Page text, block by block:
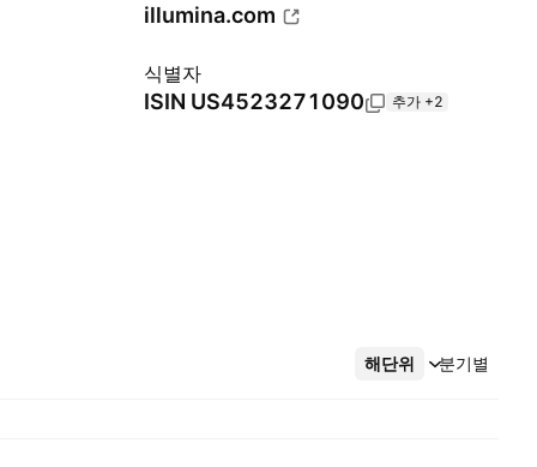
illumina.com
식별자
ISIN US4523271090 추가 +2
해단위 분기별
더보기